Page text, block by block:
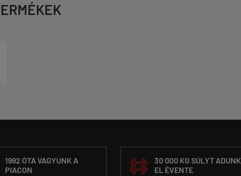
1992 ÓTA VAGYUNK A
PIACON
30 000 KG SÚLYT ADUNK
EL ÉVENTE